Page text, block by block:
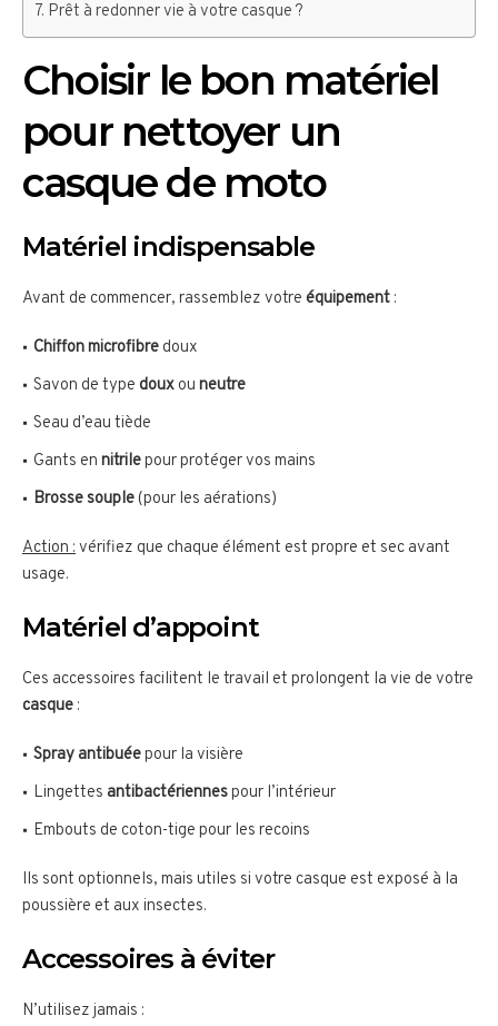
Prêt à redonner vie à votre casque ?
Choisir le bon matériel
pour nettoyer un
casque de moto
Matériel indispensable
Avant de commencer, rassemblez votre équipement :
Chiffon microfibre doux
Savon de type doux ou neutre
Seau d’eau tiède
Gants en nitrilepour protéger vos mains
Brosse souple(pour les aérations)
Action :vérifiez que chaque élément est propre et sec avant
usage.
Matériel d’appoint
Ces accessoires facilitent le travail et prolongent la vie de votre
casque :
Spray antibuéepour la visière
Lingettes antibactériennespour l’intérieur
Embouts de coton-tige pour les recoins
Ils sont optionnels, mais utiles si votre casque est exposé à la
poussière et aux insectes.
Accessoires à éviter
N’utilisez jamais :